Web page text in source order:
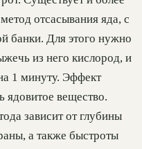
отсасывания яда, с
банки. Для этого нужно
из него кислород, и
1 минуту. Эффект
ядовитое вещество.
зависит от глубины
а также быстроты